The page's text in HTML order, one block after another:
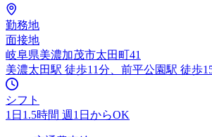
勤務地
面接地
岐阜県美濃加茂市太田町41
美濃太田駅 徒歩11分、前平公園駅 徒歩
シフト
1日1.5時間 週1日からOK